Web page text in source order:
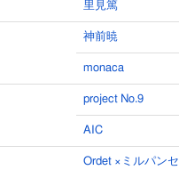
里見篤
神前暁
monaca
project No.9
AIC
Ordet ×ミルパンセ